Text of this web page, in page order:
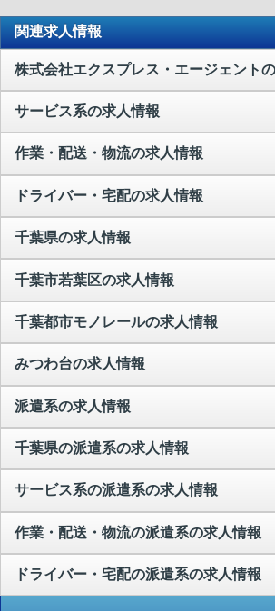
関連求人情報
株式会社エクスプレス・エージェント
サービス系の求人情報
作業・配送・物流の求人情報
ドライバー・宅配の求人情報
千葉県の求人情報
千葉市若葉区の求人情報
千葉都市モノレールの求人情報
みつわ台の求人情報
派遣系の求人情報
千葉県の派遣系の求人情報
サービス系の派遣系の求人情報
作業・配送・物流の派遣系の求人情報
ドライバー・宅配の派遣系の求人情報